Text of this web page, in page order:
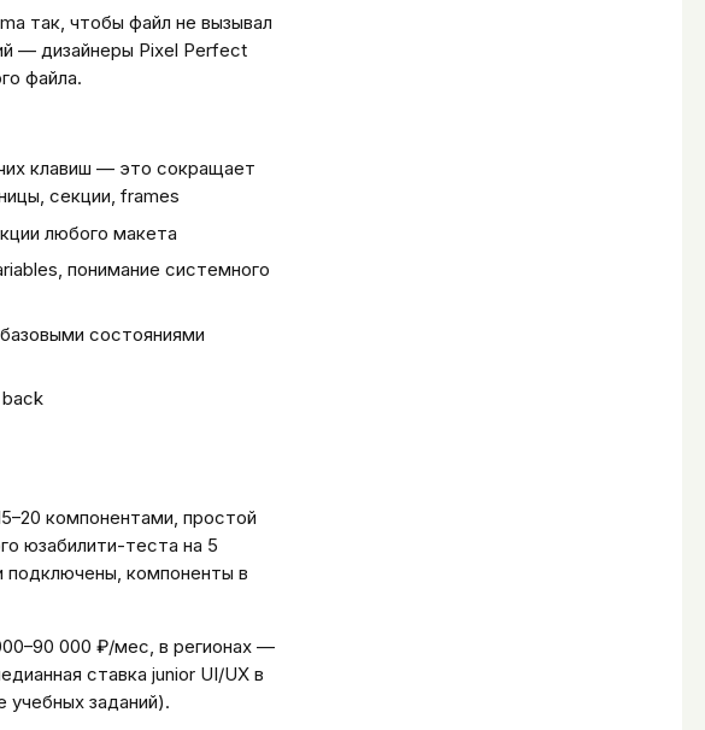
так, чтобы файл не вызывал
— дизайнеры Pixel Perfect
файла.
клавиш — это сокращает
секции, frames
любого макета
понимание системного
состояниями
компонентами, простой
юзабилити-теста на 5
подключены, компоненты в
000 ₽/мес, в регионах —
ставка junior UI/UX в
учебных заданий).